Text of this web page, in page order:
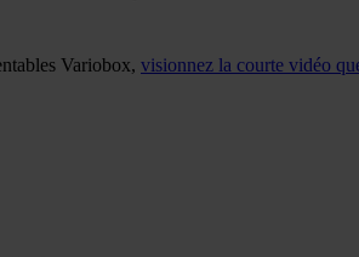
Variobox, visionnez la courte vidéo